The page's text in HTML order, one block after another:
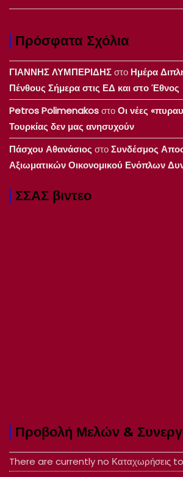
Πρόσφατα Σχόλια
ΓΙΑΝΝΗΣ ΛΥΜΠΕΡΙΔΗΣστο Ημέρα
Πένθους Σήμερα στις ΕΔ και στο Έθνος
Petros PolimenakosστοΟι νέες
Τουρκίας δεν μας ανησυχούν
Πάσχου Αθανάσιος στοΣυνδέσμος
Αξιωματικών Οικονομικού Ενόπλων
ΣΣΑΣ βιντεο
Προβολή Μελών &
There are currently no Καταχωρήσεις